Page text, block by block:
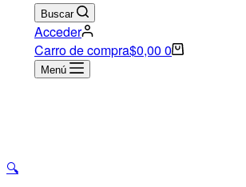
Buscar
Acceder
Carro de compra$0,00 0
Menú
🔍